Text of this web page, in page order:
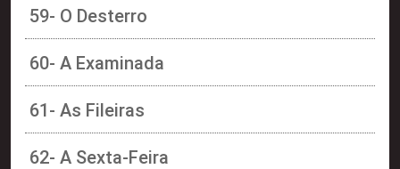
59- O Desterro
60- A Examinada
61- As Fileiras
62- A Sexta-Feira